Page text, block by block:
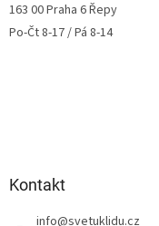
163 00 Praha 6 Řepy
Po-Čt 8-17 / Pá 8-14
Kontakt
info@svetuklidu.cz